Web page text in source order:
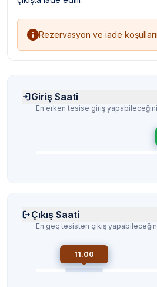
Rezervasyon ve iade
Giriş Saati
En erken tesise giriş
Çıkış Saati
En geç tesisten çıkış
11.00